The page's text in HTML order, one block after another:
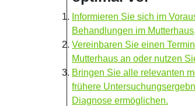
Informieren Sie sich im
Behandlungen im
Vereinbaren Sie einen
Mutterhaus an oder nutzen
Bringen Sie alle relevanten
frühere
Diagnose ermöglichen.